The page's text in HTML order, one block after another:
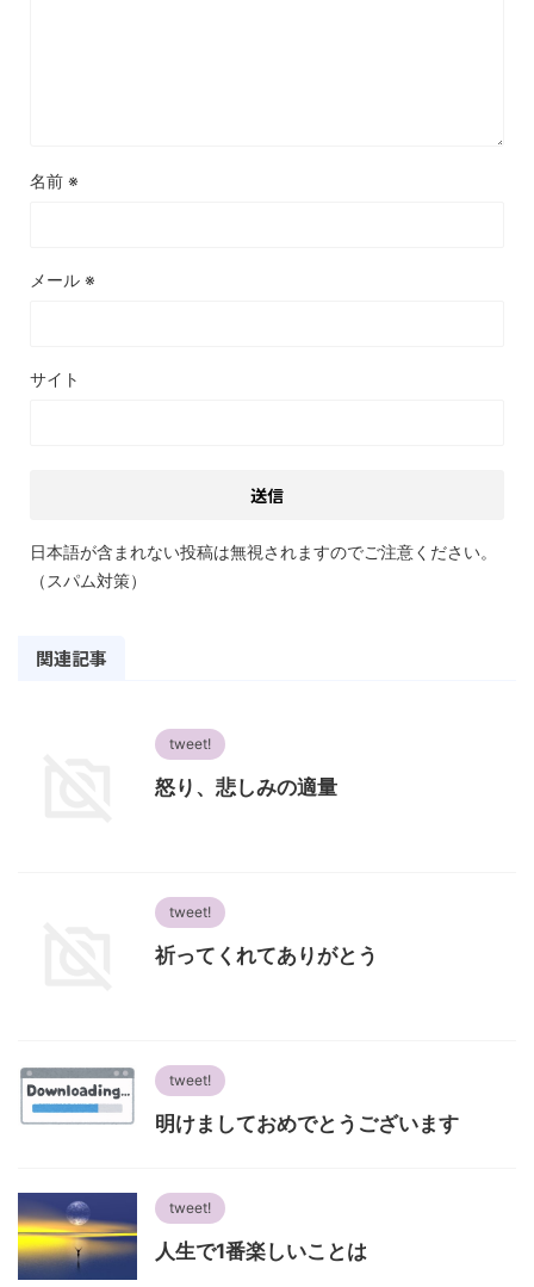
名前 ※
メール ※
サイト
日本語が含まれない投稿は無視されますのでご注意ください。
（スパム対策）
関連記事
tweet!
怒り、悲しみの適量
tweet!
祈ってくれてありがとう
tweet!
明けましておめでとうございます
tweet!
人生で1番楽しいことは